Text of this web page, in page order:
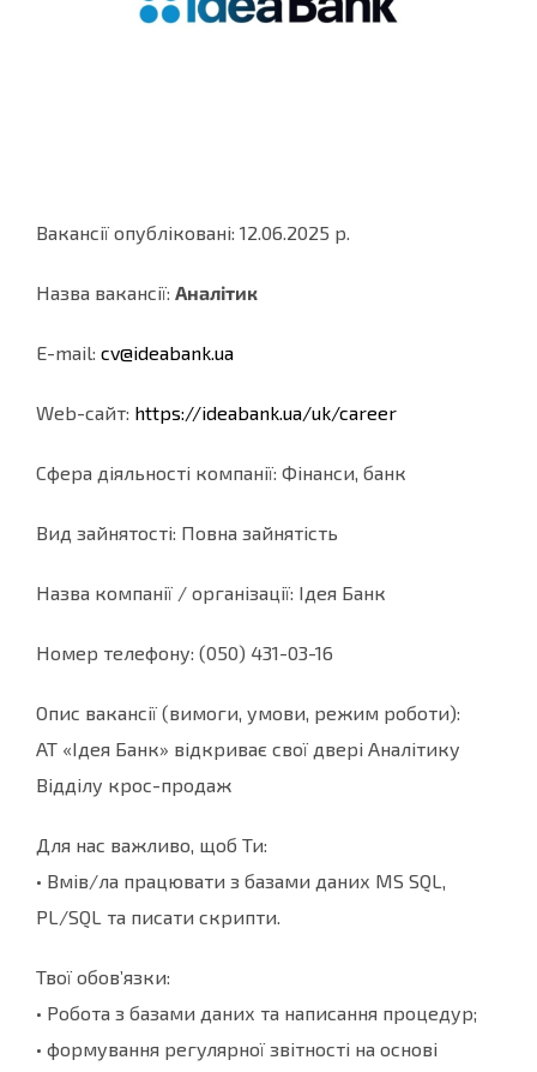
Вакансії опубліковані: 12.06.2025 р.
Назва вакансії: Аналітик
E-mail: cv@ideabank.ua
Web-cайт: https://ideabank.ua/uk/career
Сфера діяльності компанії: Фінанси, банк
Вид зайнятості: Повна зайнятість
Назва компанії / організації: Ідея Банк
Номер телефону: (050) 431-03-16
Опис вакансії (вимоги, умови, режим роботи):
АТ «Ідея Банк» відкриває свої двері Аналітику
Відділу крос-продаж
Для нас важливо, щоб Ти:
• Вмів/ла працювати з базами даних MS SQL,
PL/SQL та писати скрипти.
Твої обов’язки:
• Робота з базами даних та написання процедур;
• формування регулярної звітності на основі